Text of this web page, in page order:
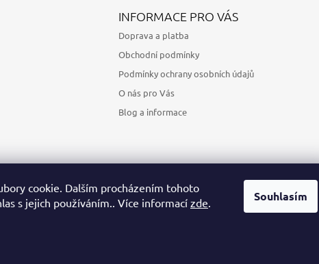
cookie. Dalším procházením tohoto
s jejich používáním.. Více informacízde. Souhlasím
Instagramu
INFORMACE PRO VÁS
Doprava a platba
Obchodní podmínky
Podmínky ochrany osobních údajů
O nás pro Vás
Blog a informace